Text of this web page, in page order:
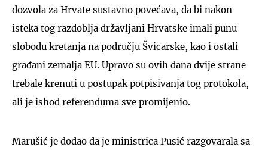
dozvola za Hrvate sustavno povećava, da bi nakon
isteka tog razdoblja državljani Hrvatske imali punu
slobodu kretanja na području Švicarske, kao i ostali
građani zemalja EU. Upravo su ovih dana dvije strane
trebale krenuti u postupak potpisivanja tog protokola,
ali je ishod referenduma sve promijenio.
Marušić je dodao da je ministrica Pusić razgovarala sa